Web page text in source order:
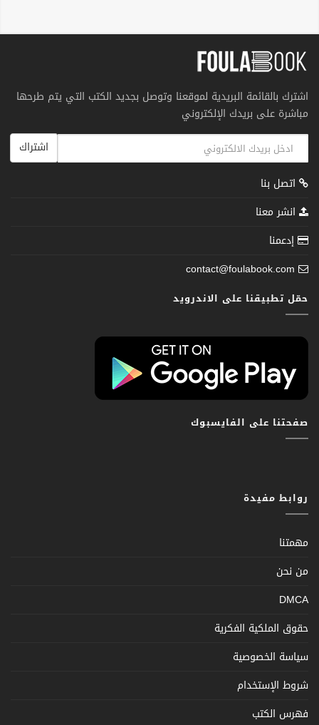
اشترك بالقائمة البريدية لموقعنا وتوصل بجديد الكتب التي يتم طرحها
مباشرة على بريدك الإلكتروني
اشتراك
اتصل بنا
انشر معنا
إدعمنا
contact@foulabook.com
حمّل تطبيقنا على الاندرويد
صفحتنا على الفايسبوك
روابط مفيدة
مهمتنا
من نحن
DMCA
حقوق الملكية الفكرية
سياسة الخصوصية
شروط الإستخدام
فهرس الكتب